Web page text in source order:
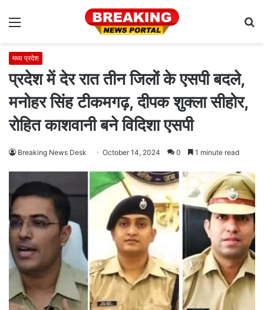
Menu
मध्य प्रदेश
प्रदेश में देर रात तीन जिलों के एसपी बदले,
मनोहर सिंह टीकमगढ़, दीपक शुक्ला सीहोर,
रोहित काशवानी बने विदिशा एसपी
Breaking News Desk October 14, 2024 0 1 minute read